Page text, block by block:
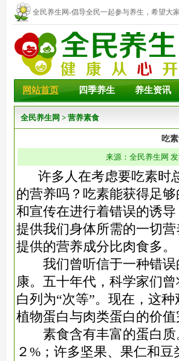
全民养生网-倡导全民一起参与养生，希望大
幸福！
网站首页 四季养生 养生资讯
全民养生网 > 营养素食
吃
来源：全民养生网
许多人在考虑要吃素时
的营养吗？吃素能获得足
和宣传在进行着错误的诱
提供我们身体所需的一切
提供的营养成分比肉食多。
我们曾听信于一种错误
康。五十年代，科学家们
白列为“次等”。现在，这
植物蛋白与肉类蛋白的价
素食含有丰富的蛋白质
２%；许多坚果、果仁和